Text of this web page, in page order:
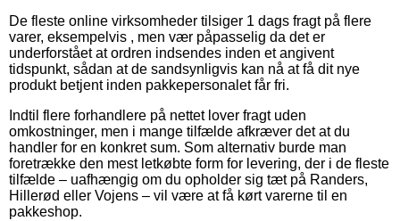
De fleste online virksomheder tilsiger 1 dags fragt på flere
varer, eksempelvis , men vær påpasselig da det er
underforstået at ordren indsendes inden et angivent
tidspunkt, sådan at de sandsynligvis kan nå at få dit nye
produkt betjent inden pakkepersonalet får fri.
Indtil flere forhandlere på nettet lover fragt uden
omkostninger, men i mange tilfælde afkræver det at du
handler for en konkret sum. Som alternativ burde man
foretrække den mest letkøbte form for levering, der i de fleste
tilfælde – uafhængig om du opholder sig tæt på Randers,
Hillerød eller Vojens – vil være at få kørt varerne til en
pakkeshop.